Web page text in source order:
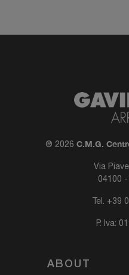
® 2026 C.M.G.
Via
04100 -
Tel. +39
P. Iva:
ABOUT